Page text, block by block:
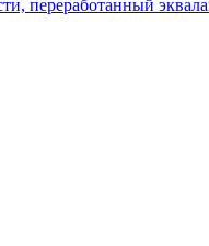
переработанный